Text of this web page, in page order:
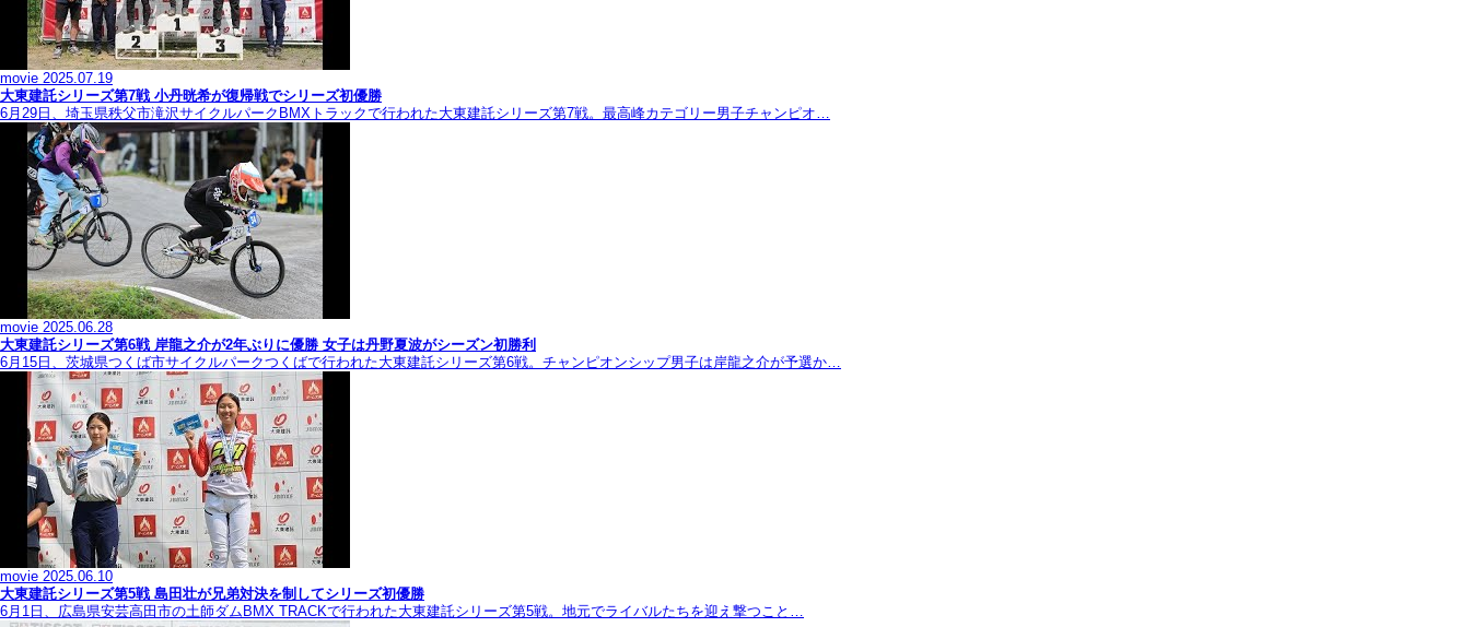
movie 2025.07.19
大東建託シリーズ第7戦 ⼩丹晄希が復帰戦でシリーズ初優勝
6月29日、埼玉県秩父市滝沢サイクルパークBMXトラックで行われた大東建託シリーズ第7戦。最高峰カテゴリー男子チャンピオ…
movie 2025.06.28
大東建託シリーズ第6戦 岸龍之介が2年ぶりに優勝 女子は丹野夏波がシーズン初勝利
6月15日、茨城県つくば市サイクルパークつくばで行われた大東建託シリーズ第6戦。チャンピオンシップ男子は岸龍之介が予選か…
movie 2025.06.10
大東建託シリーズ第5戦 島田壮が兄弟対決を制してシリーズ初優勝
6月1日、広島県安芸高田市の土師ダムBMX TRACKで行われた大東建託シリーズ第5戦。地元でライバルたちを迎え撃つこと…